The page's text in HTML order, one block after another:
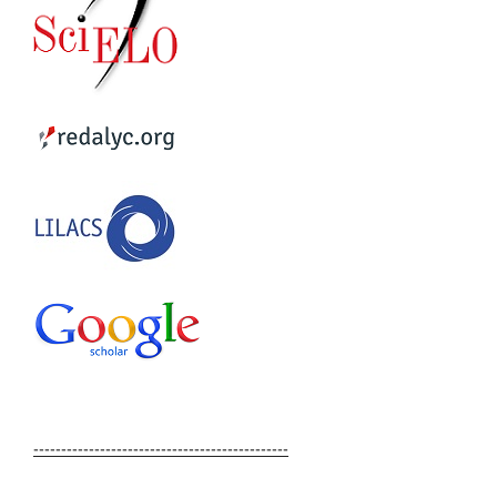
----------------------------------------------